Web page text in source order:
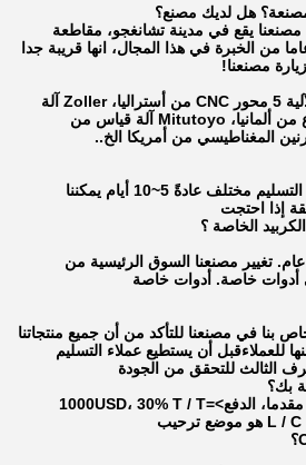
يقع في مدينة تشانغجو، مقاطعة
لدينا أكثر من 15 عاما من الخبرة في هذا المجال، انها قريبة جدا
مصنعنا!
لدينا ANCA لآلات الطحن الآلية 5 محور CNC من أستراليا، Zoller آلة
اختبار القطع و VMS مشروع من ألمانيا، Mitutoyo آلة قياس من
المغناطيسي من أمريكا الخ..
وفقاً للأحجام والكمية، وقت التسليم مختلف عادةً 5~10 أيام يمكننا
إذا احتجت
نعم نستطيع. من عام 2013 عام. تغيير مصنعنا السوق الرئيسية من
أدوات خاصة. أدوات خاصة
بنا في مصنعنا للتأكد من أن جميع منتجاتنا
للعملاءقبل أن يستطيع عملاء التسليم
الثالث للتحقق من الجودة
الدفع <=1000USD، 100% مقدما، الدفع>=1000USD، 30% T / T